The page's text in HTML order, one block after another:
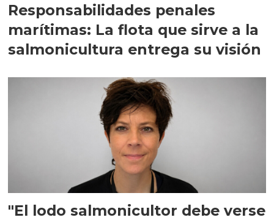
Responsabilidades penales
marítimas: La flota que sirve a la
salmonicultura entrega su visión
"El lodo salmonicultor debe verse